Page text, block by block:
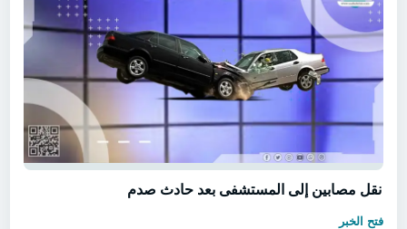
نقل مصابين إلى المستشفى بعد حادث صدم
فتح الخبر